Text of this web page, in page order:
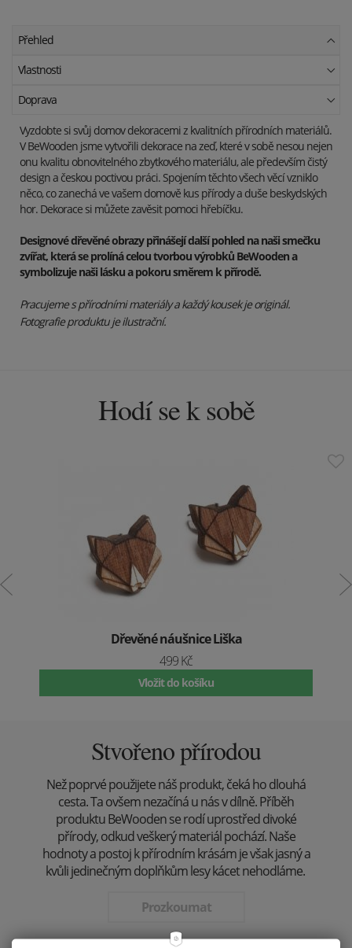
Přehled
Vlastnosti
Doprava
Vyzdobte si svůj domov dekoracemi z kvalitních přírodních materiálů.
V BeWooden jsme vytvořili dekorace na zeď, které v sobě nesou nejen
onu kvalitu obnovitelného zbytkového materiálu, ale především čistý
design a českou poctivou práci. Spojením těchto všech věcí vzniklo
něco, co zanechá ve vašem domově kus přírody a duše beskydských
hor. Dekorace si můžete zavěsit pomoci hřebíčku.
Designové dřevěné obrazy přinášejí další pohled na naši smečku
zvířat, která se prolíná celou tvorbou výrobků BeWooden a
symbolizuje naši lásku a pokoru směrem k přírodě.
Pracujeme s přírodními materiály a každý kousek je originál.
Fotografie produktu je ilustrační.
Hodí se k sobě
Dřevěné náušnice Liška
499 Kč
Vložit do košíku
Stvořeno přírodou
Než poprvé použijete náš produkt, čeká ho dlouhá
cesta. Ta ovšem nezačíná u nás v dílně. Příběh
produktu BeWooden se rodí uprostřed divoké
přírody, odkud veškerý materiál pochází. Naše
hodnoty a postoj k přírodním krásám je však jasný a
kvůli jedinečným doplňkům lesy kácet nehodláme.
Prozkoumat